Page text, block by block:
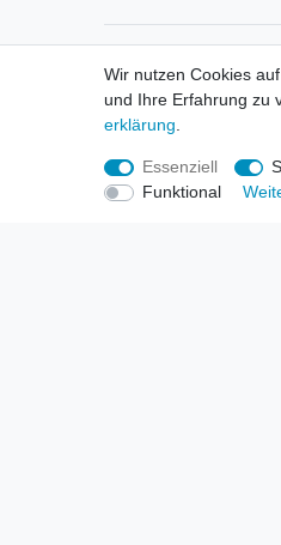
Informationen
Neukunden / New
Zahlung
Versandkosten
Entsorgungs- &
Größentabellen
Wir nutzen Cookies
und Ihre Erfahrung zu
erklärung
Essenziell
Funktional